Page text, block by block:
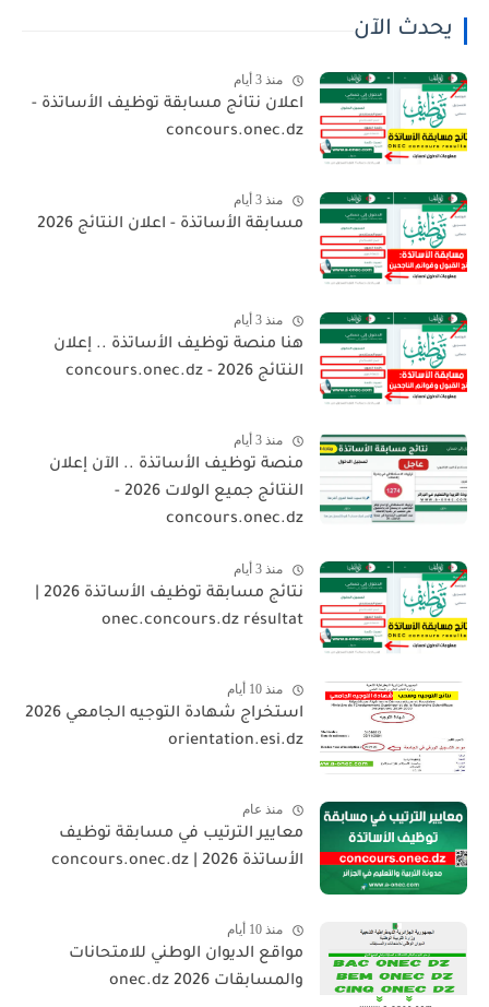
يحدث الآن
منذ 3 أيام
اعلان نتائج مسابقة توظيف الأساتذة -
concours.onec.dz
منذ 3 أيام
مسابقة الأساتذة - اعلان النتائج 2026
منذ 3 أيام
هنا منصة توظيف الأساتذة .. إعلان
النتائج 2026 - concours.onec.dz
منذ 3 أيام
منصة توظيف الأساتذة .. الآن إعلان
النتائج جميع الولات 2026 -
concours.onec.dz
منذ 3 أيام
نتائج مسابقة توظيف الأساتذة 2026 |
onec.concours.dz résultat
منذ 10 أيام
استخراج شهادة التوجيه الجامعي 2026
orientation.esi.dz
منذ عام
معايير الترتيب في مسابقة توظيف
الأساتذة 2026 | concours.onec.dz
منذ 10 أيام
مواقع الديوان الوطني للامتحانات
والمسابقات 2026 onec.dz